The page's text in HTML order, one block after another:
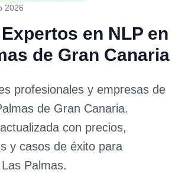
2026
en NLP en
de Gran Canaria
profesionales y empresas de
de Gran Canaria.
con precios,
y casos de éxito para
Las Palmas.